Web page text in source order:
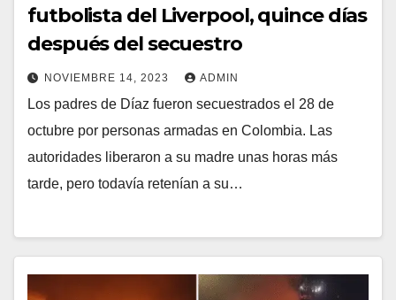
futbolista del Liverpool, quince días
después del secuestro
NOVIEMBRE 14, 2023 ADMIN
Los padres de Díaz fueron secuestrados el 28 de
octubre por personas armadas en Colombia. Las
autoridades liberaron a su madre unas horas más
tarde, pero todavía retenían a su…